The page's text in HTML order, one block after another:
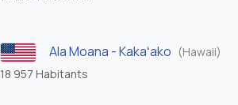
Ala Moana - Kakaʻako (Hawaii)
18 957 Habitants